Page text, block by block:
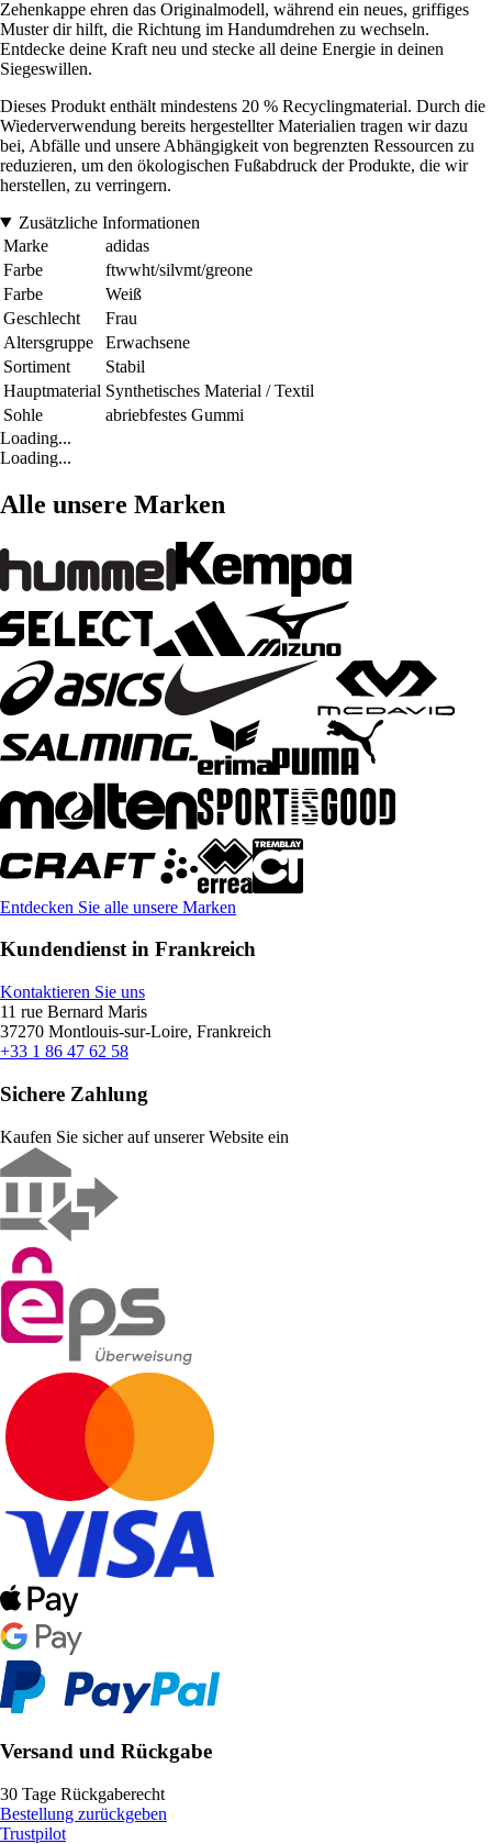
Zehenkappe ehren das Originalmodell, während ein neues, griffiges
Muster dir hilft, die Richtung im Handumdrehen zu wechseln.
Entdecke deine Kraft neu und stecke all deine Energie in deinen
Siegeswillen.
Dieses Produkt enthält mindestens 20 % Recyclingmaterial. Durch die
Wiederverwendung bereits hergestellter Materialien tragen wir dazu
bei, Abfälle und unsere Abhängigkeit von begrenzten Ressourcen zu
reduzieren, um den ökologischen Fußabdruck der Produkte, die wir
herstellen, zu verringern.
Zusätzliche Informationen
Marke
adidas
Farbe
ftwwht/silvmt/greone
Farbe
Weiß
Geschlecht
Frau
Altersgruppe
Erwachsene
Sortiment
Stabil
Hauptmaterial Synthetisches Material / Textil
Sohle
abriebfestes Gummi
Loading...
Loading...
Alle unsere Marken
Entdecken Sie alle unsere Marken
Kundendienst in Frankreich
Kontaktieren Sie uns
11 rue Bernard Maris
37270 Montlouis-sur-Loire, Frankreich
+33 1 86 47 62 58
Sichere Zahlung
Kaufen Sie sicher auf unserer Website ein
Versand und Rückgabe
30 Tage Rückgaberecht
Bestellung zurückgeben
Trustpilot